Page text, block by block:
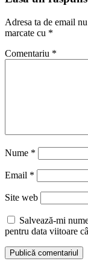
Adresa ta de email
marcate cu *
Comentariu *
Nume *
Email *
Site web
Salvează-mi
pentru data viitoare